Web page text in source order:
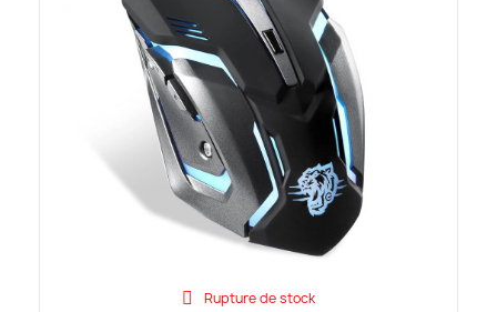
Rupture de stock